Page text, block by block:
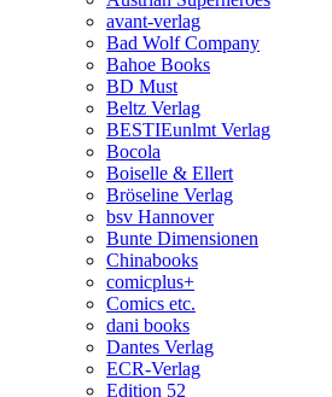
avant-verlag
Bad Wolf Company
Bahoe Books
BD Must
Beltz Verlag
BESTIEunlmt Verlag
Bocola
Boiselle & Ellert
Bröseline Verlag
bsv Hannover
Bunte Dimensionen
Chinabooks
comicplus+
Comics etc.
dani books
Dantes Verlag
ECR-Verlag
Edition 52